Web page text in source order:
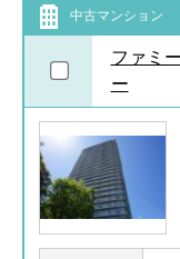
中古マンション
ファミ
ー